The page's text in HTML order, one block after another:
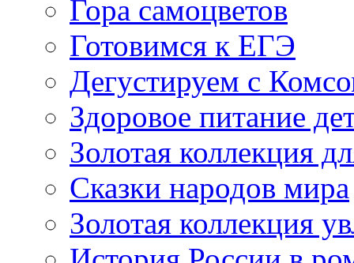
Гора самоцветов
Готовимся к ЕГЭ
Дегустируем с
Здоровое питание
Золотая коллекция
Сказки народов мира
Золотая коллекция